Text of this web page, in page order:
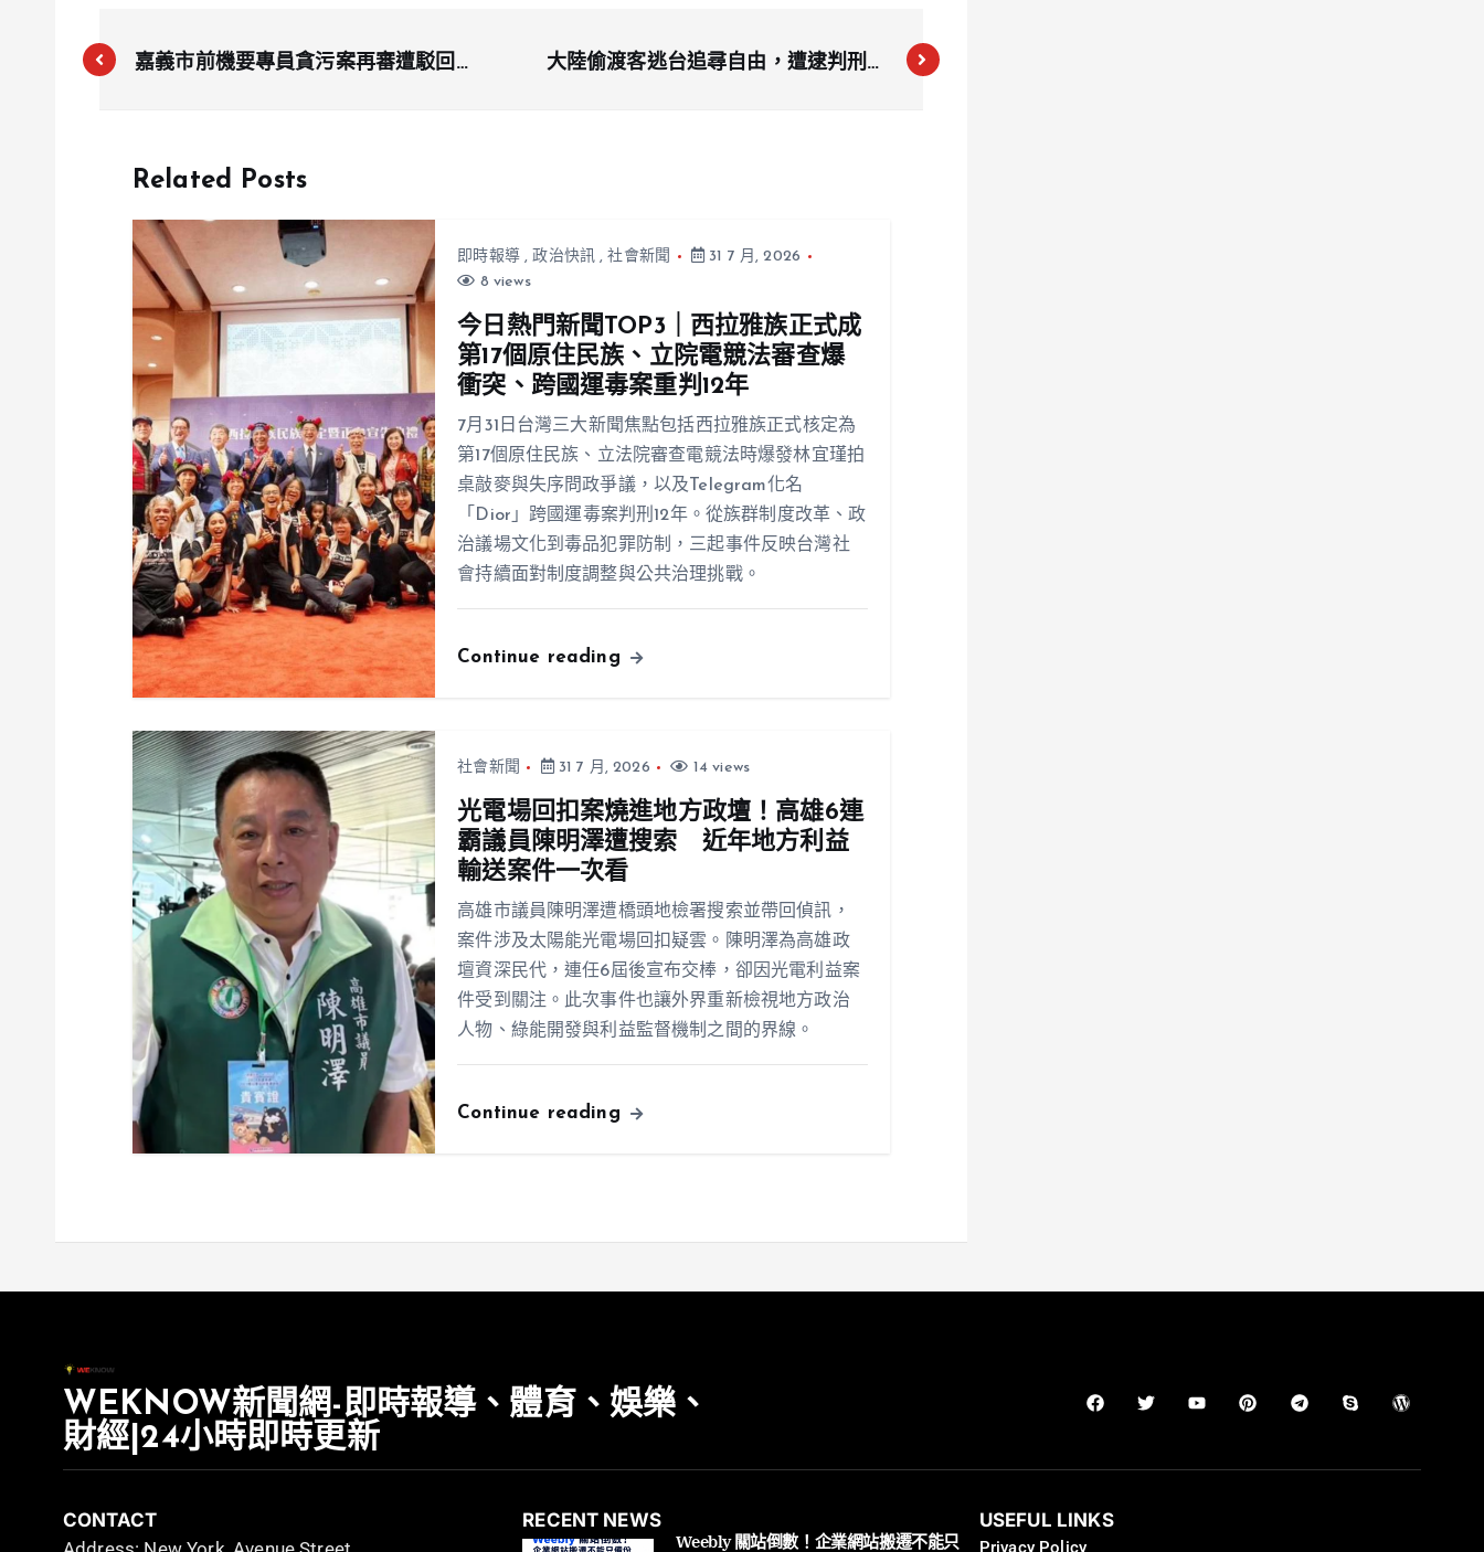
嘉義市前機要專員貪污案再審遭駁回，
大陸偷渡客逃台追尋自由，遭逮判刑驅
Related Posts
即時報導,政治快訊,社會新聞
31 7 月, 2026
8 views
今日熱門新聞TOP3｜西拉雅族正式成
第17個原住民族、立院電競法審查爆
衝突、跨國運毒案重判12年
7月31日台灣三大新聞焦點包括西拉雅族正式核定為
第17個原住民族、立法院審查電競法時爆發林宜瑾拍
桌敲麥與失序問政爭議，以及Telegram化名
「Dior」跨國運毒案判刑12年。從族群制度改革、政
治議場文化到毒品犯罪防制，三起事件反映台灣社
會持續面對制度調整與公共治理挑戰。
Continue reading
社會新聞 31 7 月, 2026 14 views
光電場回扣案燒進地方政壇！高雄6連
霸議員陳明澤遭搜索 近年地方利益
輸送案件一次看
高雄市議員陳明澤遭橋頭地檢署搜索並帶回偵訊，
案件涉及太陽能光電場回扣疑雲。陳明澤為高雄政
壇資深民代，連任6屆後宣布交棒，卻因光電利益案
件受到關注。此次事件也讓外界重新檢視地方政治
人物、綠能開發與利益監督機制之間的界線。
Continue reading
WEKNOW新聞網-即時報導、體育、娛樂、
財經|24小時即時更新
CONTACT
RECENT NEWS
Weebly 關站倒數！企業網站搬遷不能只
USEFUL LINKS
Privacy Policy